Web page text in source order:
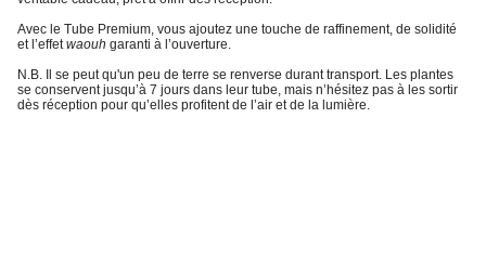
Avec le Tube Premium , vous ajoutez une touche de raffinement, de solidité
et l’effetwaouh garanti à l’ouverture
N.B. Il se peut qu'un peu de terre se renverse durant transport. Les plantes
se conservent jusqu’à 7 jours dans leur tube, mais n’hésitez pas à les sortir
dès réception pour qu’elles profitent de l’air et de la lumière.